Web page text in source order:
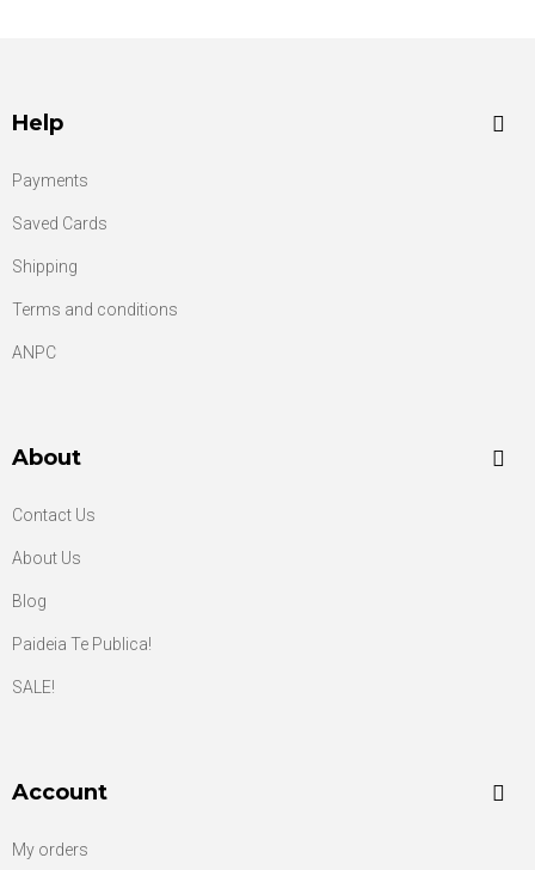
Help
Payments
Saved Cards
Shipping
Terms and conditions
ANPC
About
Contact Us
About Us
Blog
Paideia Te Publica!
SALE!
Account
My orders